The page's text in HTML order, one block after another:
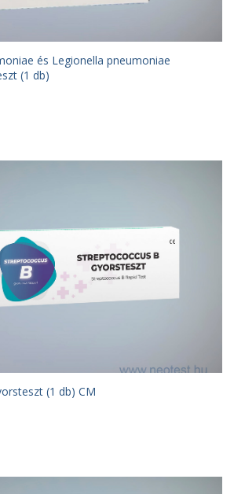
és Legionella pneumoniae
(1 db)
(1 db) CM